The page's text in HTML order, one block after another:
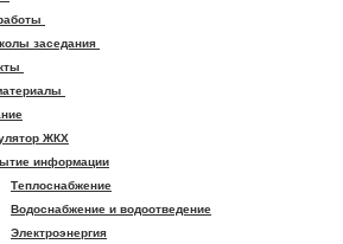
заседания
ЖКХ
информации
Теплоснабжение
Водоснабжение и водоотведение
Электроэнергия